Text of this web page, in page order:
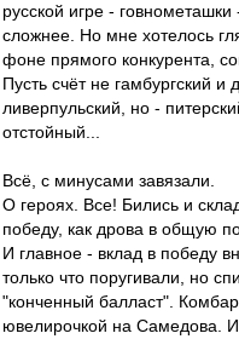
русской игре - говнометашки
сложнее. Но мне хотелось
фоне прямого конкурента,
Пусть счёт не гамбургский и
ливерпульский, но -
отстойный...
Всё, с минусами завязали.
О героях. Все! Бились и
победу, как дрова в общую
И главное - вклад в победу
только что поругивали, но
"конченный балласт".
ювелирочкой на Самедова.